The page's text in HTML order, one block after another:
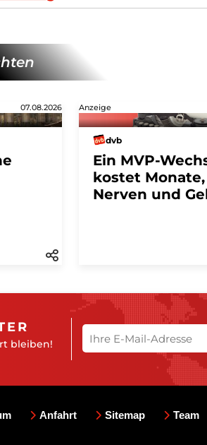
07.08.2026 Anzeige
dvb
Ein MVP-
kostet Monate,
Nerven und
bleiben!
Anfahrt Sitemap Team